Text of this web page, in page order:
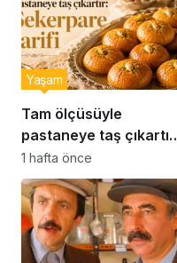
Tam ölçüsüyle
pastaneye taş çıkartır:
Şekerpare tarifi
Yaşam
1 hafta önce